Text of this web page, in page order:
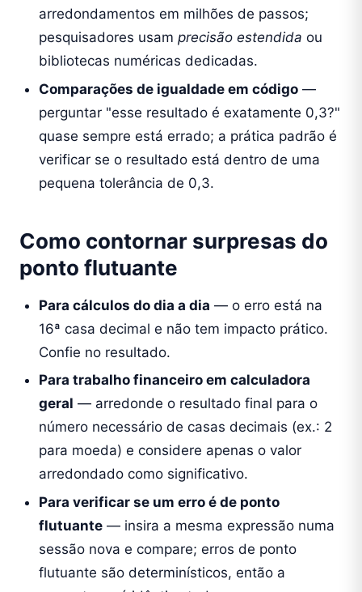
arredondamentos em milhões de passos;
pesquisadores usam precisão estendida ou
bibliotecas numéricas dedicadas.
Comparações de igualdade em código —
perguntar "esse resultado é exatamente 0,3?"
quase sempre está errado; a prática padrão é
verificar se o resultado está dentro de uma
pequena tolerância de 0,3.
Como contornar surpresas do
ponto flutuante
Para cálculos do dia a dia — o erro está na
16ª casa decimal e não tem impacto prático.
Confie no resultado.
Para trabalho financeiro em calculadora
geral — arredonde o resultado final para o
número necessário de casas decimais (ex.: 2
para moeda) e considere apenas o valor
arredondado como significativo.
Para verificar se um erro é de ponto
flutuante — insira a mesma expressão numa
sessão nova e compare; erros de ponto
flutuante são determinísticos, então a